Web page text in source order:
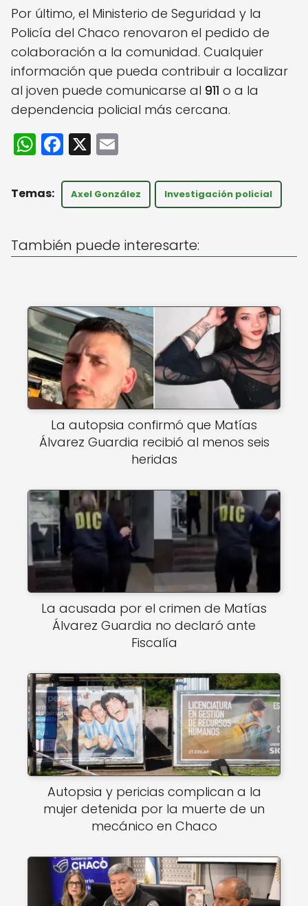
Por último, el Ministerio de Seguridad y la
Policía del Chaco renovaron el pedido de
colaboración a la comunidad. Cualquier
información que pueda contribuir a localizar
al joven puede comunicarse al 911 o a la
dependencia policial más cercana.
W
h
a
A
p
F
a
c
e
o
k
X
ai
l
Axel González Investigación policial
También puede interesarte:
La autopsia confirmó que Matías
Álvarez Guardia recibió al menos seis
heridas
La acusada por el crimen de Matías
Álvarez Guardia no declaró ante
Fiscalía
Autopsia y pericias complican a la
mujer detenida por la muerte de un
mecánico en Chaco